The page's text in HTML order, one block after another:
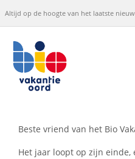
Altijd op de hoogte van het laatste
Beste vriend van het Bio
Het jaar loopt op zijn einde,